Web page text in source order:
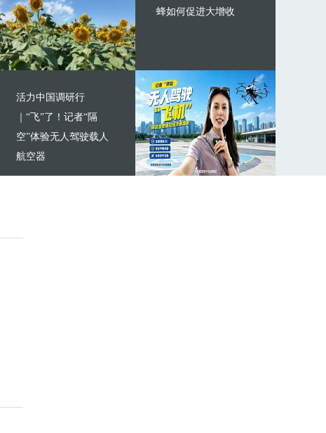
蜂如何促进大增收
活力中国调研行
｜“飞”了！记者“隔
空”体验无人驾驶载人
航空器